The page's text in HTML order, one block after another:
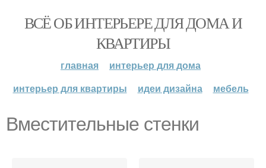
ВСЁ ОБ ИНТЕРЬЕРЕ ДЛЯ ДОМА И
КВАРТИРЫ
главная
интерьер для дома
интерьер для квартиры
идеи дизайна мебель
Вместительные стенки